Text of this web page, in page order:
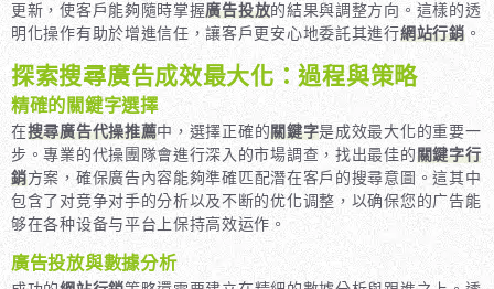
更新，使客戶能夠隨時掌握廣告投放的結果與調整方向。這樣的透
明化操作有助於增進信任，讓客戶更安心地委託其進行網站行銷。
探索搜尋廣告成效最大化：過程與策略
精確的關鍵字選擇
在搜尋廣告代操推薦中，選擇正確的關鍵字是成效最大化的重要一
步。專業的代操團隊會進行深入的市場調查，找出最佳的關鍵字行
銷方案，確保廣告內容能夠準確匹配潛在客戶的搜尋意圖。這其中
包含了对竞争对手的分析以及不断的优化调整，以确保您的广告能
够在各种设备与平台上保持高效运作。
廣告投放與數據分析